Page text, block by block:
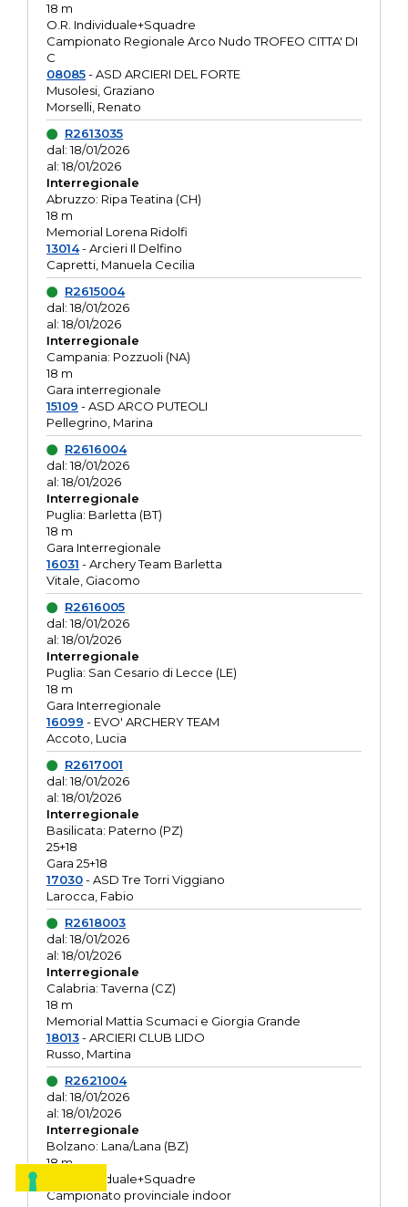
18 m
O.R. Individuale+Squadre
Campionato Regionale Arco Nudo TROFEO CITTA' DI
C
08085- ASD ARCIERI DEL FORTE
Musolesi, Graziano
Morselli, Renato
R2613035
dal: 18/01/2026
al: 18/01/2026
Interregionale
Abruzzo: Ripa Teatina (CH)
18 m
Memorial Lorena Ridolfi
13014- Arcieri Il Delfino
Capretti, Manuela Cecilia
R2615004
dal: 18/01/2026
al: 18/01/2026
Interregionale
Campania: Pozzuoli (NA)
18 m
Gara interregionale
15109 - ASD ARCO PUTEOLI
Pellegrino, Marina
R2616004
dal: 18/01/2026
al: 18/01/2026
Interregionale
Puglia: Barletta (BT)
18 m
Gara Interregionale
16031 - Archery Team Barletta
Vitale, Giacomo
R2616005
dal: 18/01/2026
al: 18/01/2026
Interregionale
Puglia: San Cesario di Lecce (LE)
18 m
Gara Interregionale
16099 - EVO' ARCHERY TEAM
Accoto, Lucia
R2617001
dal: 18/01/2026
al: 18/01/2026
Interregionale
Basilicata: Paterno (PZ)
25+18
Gara 25+18
17030- ASD Tre Torri Viggiano
Larocca, Fabio
R2618003
dal: 18/01/2026
al: 18/01/2026
Interregionale
Calabria: Taverna (CZ)
18 m
Memorial Mattia Scumaci e Giorgia Grande
18013- ARCIERI CLUB LIDO
Russo, Martina
R2621004
dal: 18/01/2026
al: 18/01/2026
Interregionale
Bolzano: Lana/Lana (BZ)
18 m
O.R. Individuale+Squadre
Campionato provinciale indoor